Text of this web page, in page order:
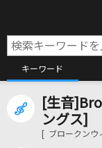
キーワード
[生音
ングス]
[ ブロークンウ